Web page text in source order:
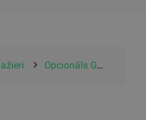
Opcionāls Grīdas Stends priekš Slēpošanas trenažiera Concept2 SkiErg